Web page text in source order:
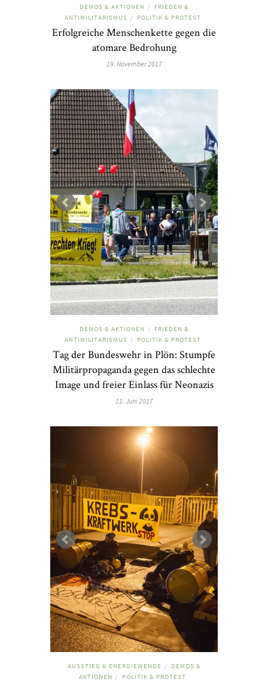
DEMOS & AKTIONEN /
FRIEDEN &
ANTIMILITARISMUS / POLITIK & PROTEST
Erfolgreiche Menschenkette gegen die
atomare Bedrohung
19. November 2017
DEMOS & AKTIONEN /
FRIEDEN &
ANTIMILITARISMUS / POLITIK & PROTEST
Tag der Bundeswehr in Plön: Stumpfe
Militärpropaganda gegen das schlechte
Image und freier Einlass für Neonazis
11. Juni 2017
AUSSTIEG & ENERGIEWENDE /
DEMOS &
AKTIONEN
/ POLITIK & PROTEST